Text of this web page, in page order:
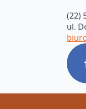
(22)
ul.